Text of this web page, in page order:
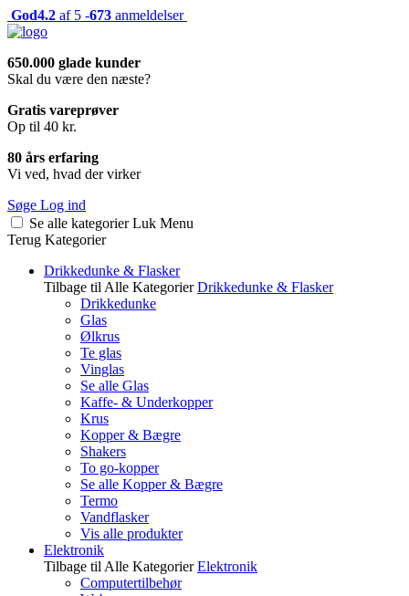
God4.2 af 5 -673 anmeldelser
650.000 glade kunder
Skal du være den næste?
Gratis vareprøver
Op til 40 kr.
80 års erfaring
Vi ved, hvad der virker
Søge Log ind
Se alle kategorier Luk Menu
Terug Kategorier
Drikkedunke & Flasker
Tilbage til Alle Kategorier Drikkedunke & Flasker
Drikkedunke
Glas
Ølkrus
Te glas
Vinglas
Se alle Glas
Kaffe- & Underkopper
Krus
Kopper & Bægre
Shakers
To go-kopper
Se alle Kopper & Bægre
Termo
Vandflasker
Vis alle produkter
Elektronik
Tilbage til Alle Kategorier Elektronik
Computertilbehør